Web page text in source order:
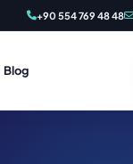
+90 554 769 48 48
Blog